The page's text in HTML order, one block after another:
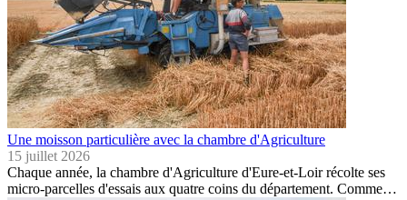
Une moisson particulière avec la chambre d'Agriculture
15 juillet 2026
Chaque année, la chambre d'Agriculture d'Eure-et-Loir récolte ses
micro-parcelles d'essais aux quatre coins du département. Comme…